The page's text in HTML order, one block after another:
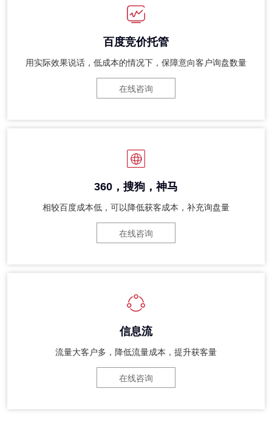
百度竞价托管
用实际效果说话，低成本的情况下，保障意向客户询盘数量
在线咨询
360，搜狗，神马
相较百度成本低，可以降低获客成本，补充询盘量
在线咨询
信息流
流量大客户多，降低流量成本，提升获客量
在线咨询